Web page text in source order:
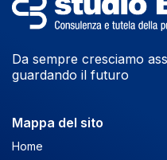
Da sempre cresciamo
guardando il futuro
Mappa del sito
Home